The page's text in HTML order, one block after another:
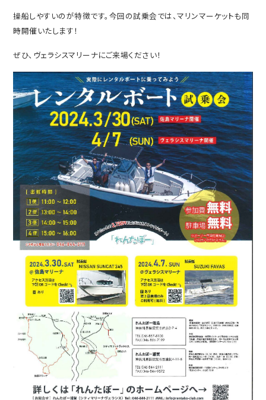
操船しやすいのが特徴です。今回の試乗会では、マリンマーケットも同
時開催いたします！
ぜひ、ヴェラシスマリーナにご来場ください！